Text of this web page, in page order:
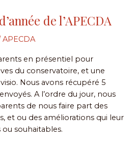
de l’APECDA
APECDA
en présentiel pour
du conservatoire, et une
Nous avons récupéré 5
A l’ordre du jour, nous
de nous faire part des
et ou des améliorations qui leur
souhaitables.